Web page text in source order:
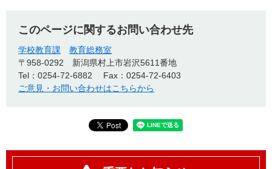
このページに関するお問い合わせ先
学校教育課
教育総務室
〒958-0292
新潟県村上市岩沢5611番地
Tel：0254-72-6882
Fax：0254-72-6403
ご意見・お問い合わせはこちらから